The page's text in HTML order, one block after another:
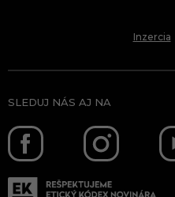
Inzercia
SLEDUJ NÁS AJ NA